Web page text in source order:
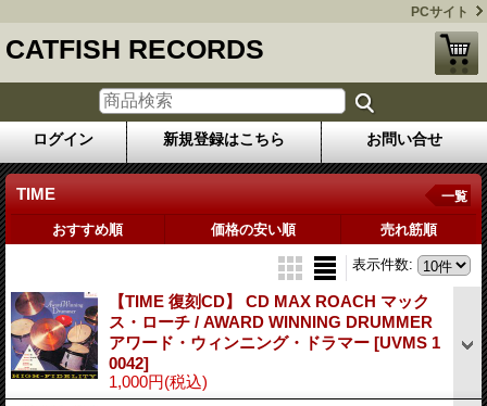
PCサイト
CATFISH RECORDS
ログイン 新規登録はこちら お問い合せ
TIME 一覧
おすすめ順 価格の安い順 売れ筋順
表示件数:
【TIME 復刻CD】 CD MAX ROACH マック
ス・ローチ / AWARD WINNING DRUMMER
アワード・ウィンニング・ドラマー [UVMS 1
0042]
1,000円(税込)